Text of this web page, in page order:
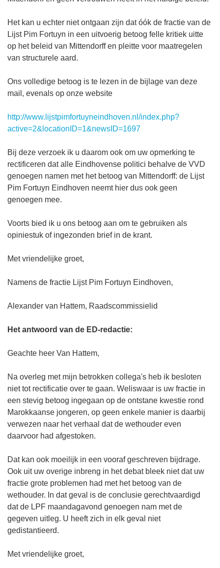
Het kan u echter niet ontgaan zijn dat óók de fractie van de
Lijst Pim Fortuyn in een uitvoerig betoog felle kritiek uitte
op het beleid van Mittendorff en pleitte voor maatregelen
van structurele aard.
Ons volledige betoog is te lezen in de bijlage van deze
mail, evenals op onze website
http://www.lijstpimfortuyneindhoven.nl/index.php?
active=2&locationID=1&newsID=1697
Bij deze verzoek ik u daarom ook om uw opmerking te
rectificeren dat alle Eindhovense politici behalve de VVD
genoegen namen met het betoog van Mittendorff: de Lijst
Pim Fortuyn Eindhoven neemt hier dus ook geen
genoegen mee.
Voorts bied ik u ons betoog aan om te gebruiken als
opiniestuk of ingezonden brief in de krant.
Met vriendelijke groet,
Namens de fractie Lijst Pim Fortuyn Eindhoven,
Alexander van Hattem, Raadscommissielid
Het antwoord van de ED-redactie:
Geachte heer Van Hattem,
Na overleg met mijn betrokken collega's heb ik besloten
niet tot rectificatie over te gaan. Weliswaar is uw fractie in
een stevig betoog ingegaan op de ontstane kwestie rond
Marokkaanse jongeren, op geen enkele manier is daarbij
verwezen naar het verhaal dat de wethouder even
daarvoor had afgestoken.
Dat kan ook moeilijk in een vooraf geschreven bijdrage.
Ook uit uw overige inbreng in het debat bleek niet dat uw
fractie grote problemen had met het betoog van de
wethouder. In dat geval is de conclusie gerechtvaardigd
dat de LPF maandagavond genoegen nam met de
gegeven uitleg. U heeft zich in elk geval niet
gedistantieerd.
Met vriendelijke groet,